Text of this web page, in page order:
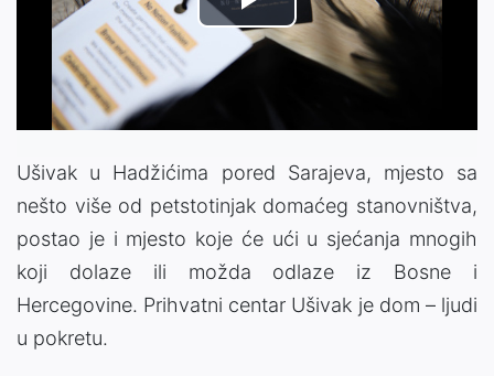
Play
Video
Ušivak u Hadžićima pored Sarajeva, mjesto sa
nešto više od petstotinjak domaćeg stanovništva,
postao je i mjesto koje će ući u sjećanja mnogih
koji dolaze ili možda odlaze iz Bosne i
Hercegovine. Prihvatni centar Ušivak je dom – ljudi
u pokretu.